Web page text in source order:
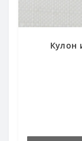
Кулон